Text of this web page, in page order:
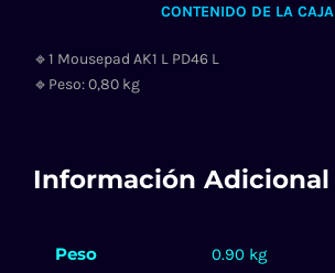
CONTENIDO DE LA CAJA
🔹1 Mousepad AK1 L PD46 L
🔹Peso: 0,80 kg
Información Adicional
Peso 0.90 kg